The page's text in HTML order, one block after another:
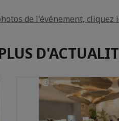
de l'événement, cliquez